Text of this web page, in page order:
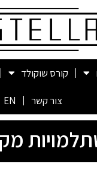
קורס שוקולד
צור קשר EN